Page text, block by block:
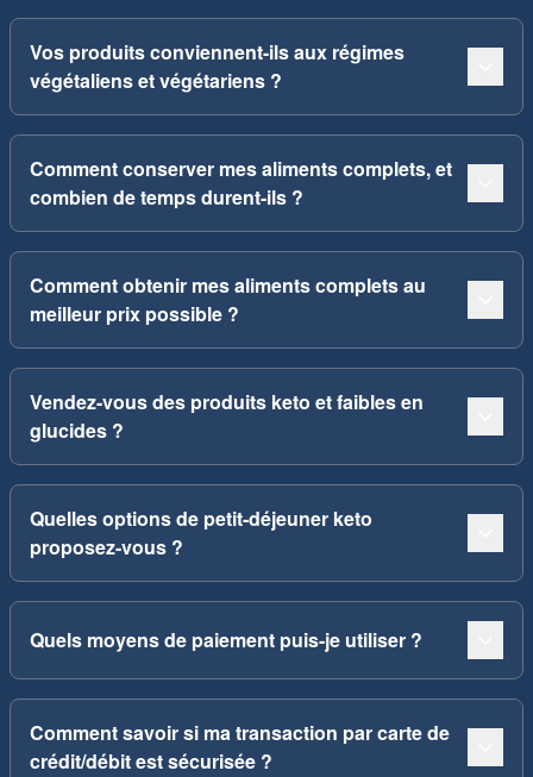
Vos produits conviennent-ils aux régimes
végétaliens et végétariens ?
Comment conserver mes aliments complets, et
combien de temps durent-ils ?
Comment obtenir mes aliments complets au
meilleur prix possible ?
Vendez-vous des produits keto et faibles en
glucides ?
Quelles options de petit-déjeuner keto
proposez-vous ?
Quels moyens de paiement puis-je utiliser ?
Comment savoir si ma transaction par carte de
crédit/débit est sécurisée ?